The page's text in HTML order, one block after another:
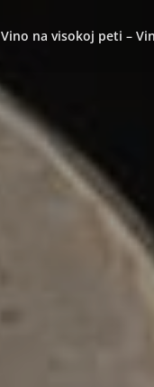
Vino na visokoj peti –